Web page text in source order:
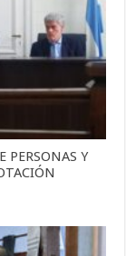
PERSONAS Y